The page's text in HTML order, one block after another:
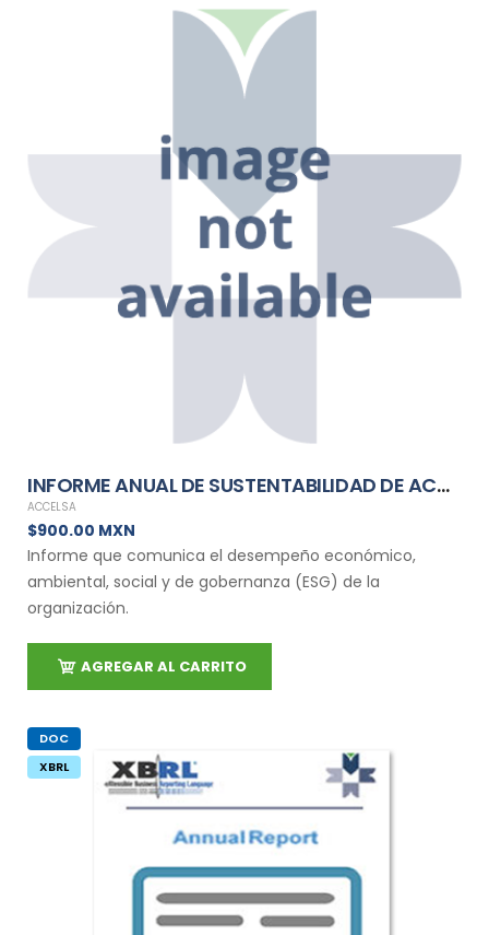
INFORME ANUAL DE SUSTENTABILIDAD DE ACCELSA
ACCELSA
$900.00 MXN
Informe que comunica el desempeño económico,
ambiental, social y de gobernanza (ESG) de la
organización.
AGREGAR AL CARRITO
DOC
XBRL